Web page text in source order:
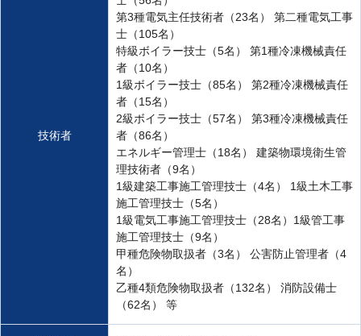
技術者
第3種電気主任技術者（23名） 第二種電気工事
士（105名）
特級ボイラー技士（5名） 第1種冷凍機械責任
者（10名）
1級ボイラー技士（85名） 第2種冷凍機械責任
者（15名）
2級ボイラー技士（57名） 第3種冷凍機械責任
者（86名）
エネルギー管理士（18名） 建築物環境衛生管
理技術者（9名）
1級建築工事施工管理技士（4名） 1級土木工事
施工管理技士（5名）
1級電気工事施工管理技士（28名）1級管工事
施工管理技士（9名）
甲種危険物取扱者（3名） 公害防止管理者（4
名）
乙種4類危険物取扱者（132名） 消防設備士
（62名） 等